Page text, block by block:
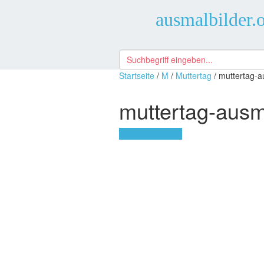
Startseite / M / Muttertag / muttertag-
muttertag-